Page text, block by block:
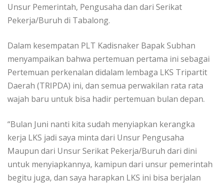
Unsur Pemerintah, Pengusaha dan dari Serikat
Pekerja/Buruh di Tabalong.
Dalam kesempatan PLT Kadisnaker Bapak Subhan
menyampaikan bahwa pertemuan pertama ini sebagai
Pertemuan perkenalan didalam lembaga LKS Tripartit
Daerah (TRIPDA) ini, dan semua perwakilan rata rata
wajah baru untuk bisa hadir pertemuan bulan depan.
“Bulan Juni nanti kita sudah menyiapkan kerangka
kerja LKS jadi saya minta dari Unsur Pengusaha
Maupun dari Unsur Serikat Pekerja/Buruh dari dini
untuk menyiapkannya, kamipun dari unsur pemerintah
begitu juga, dan saya harapkan LKS ini bisa berjalan